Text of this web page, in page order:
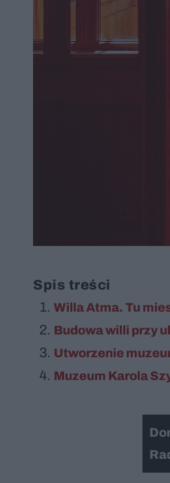
Spis treści
Willa Atma. Tu
Budowa willi przy
Utworzenie
Muzeum Karola